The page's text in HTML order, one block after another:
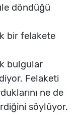
döndüğü
bir felakete
bulgular
Felaketi
ne de
söylüyor.